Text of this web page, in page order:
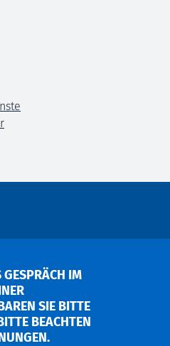
GESPRÄCH IM
SIE BITTE V
BEACHTEN S